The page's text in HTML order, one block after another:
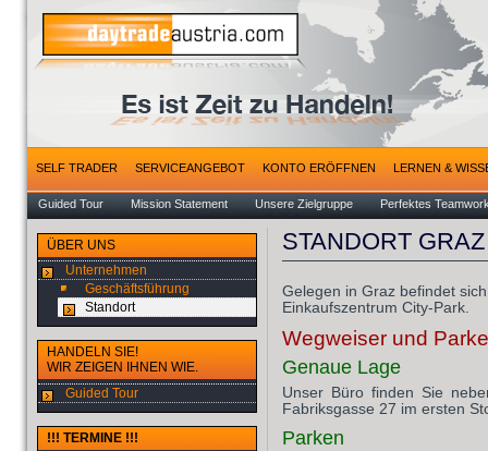
SELF TRADER SERVICEANGEBOT KONTO ERÖFFNEN LERNEN &
Guided Tour Mission Statement Unsere Zielgruppe Perfektes
ÜBER UNS
Unternehmen
Geschäftsführung
Standort
HANDELN SIE!
WIR ZEIGEN IHNEN WIE.
Guided Tour
!!! TERMINE !!!
STANDORT GRAZ
Gelegen in Graz befindet
Einkaufszentrum City-Park.
Wegweiser und
Genaue Lage
Unser Büro finden Sie
Fabriksgasse 27 im ersten
Parken